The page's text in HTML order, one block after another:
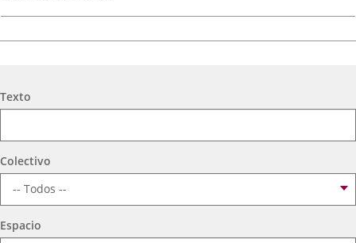
A.T. VIRGEN DE LOS AGUADORES
del
evento
Organizador
de
Concejalía de Participación Ciudadana y Deportes
Programa
Muestras de Teatro Vecinal, Cultura Tradicional y Actividades Culturales y de
Espacio
Centro Cívico Científico José Antonio Valverde
TEATRO PARQUESOL
Mujeres
Búsqueda
Texto
Colectivo
Espacio